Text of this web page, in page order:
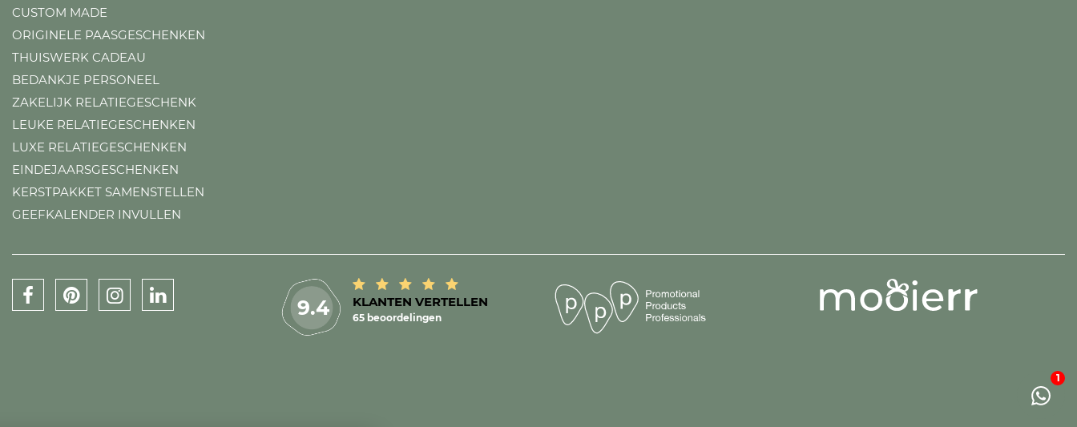
CUSTOM MADE
ORIGINELE PAASGESCHENKEN
THUISWERK CADEAU
BEDANKJE PERSONEEL
ZAKELIJK RELATIEGESCHENK
LEUKE RELATIEGESCHENKEN
LUXE RELATIEGESCHENKEN
EINDEJAARSGESCHENKEN
KERSTPAKKET SAMENSTELLEN
GEEFKALENDER INVULLEN
9.4 KLANTEN VERTELLEN
65 beoordelingen